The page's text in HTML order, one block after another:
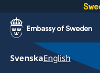
SvenskaEnglish